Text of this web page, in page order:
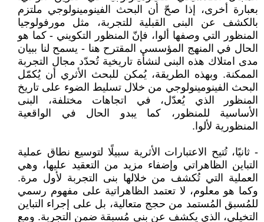
بعبارة أخرى، إذا صحّ أن البحث الفينومينولوجي ملتزم
بالكشف عن البنى القبلية للتجربة، مثل مورفولوجيا
المنظور التي وصفها ألوا، فإنّ المنظور التكويني - كما هو
الحال في المنهج المؤسسي المقترح هنا - يسمح لنا ببيان
مدى امتلاك هذه البنى لنشأة تاريخية تُحدّد مجال التجربة
الممكنة. وبهذه الطريقة، يُمكن للبحث الأثري أن يُكمّل
البحث الفينومينولوجي من خلال تسليط الضوء على تاريخ
المنظور الذي يُعدّل، في اتجاهات مختلفة، البنى
الأساسية للمنظور، كما يبدو الحال في الواقعية
المنظورية لألوا.
- ثانيًا، تُتيح الاعتبارات الأثرية سبيلًا لتوسيع نطاق عملية
التباين الظاهراتي وإضفاء مزيد من التعقيد عليها، وهي
العملية التي تُكشف من خلالها بنى التجربة لأول مرة.
وكما هو معلوم، لا تعتمد الظاهراتية على مفهوم رسمي
للمُسبق المُستمد من حجج متعالية، بل على إجراء التباين
التخيلي، الذي يكشف عن بنى مُسبقة ضمن التجربة. ومع